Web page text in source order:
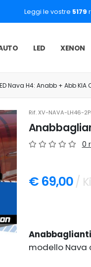
Leggi le vostre 5179
LED XENON
Nava H4: Anabb + Abb KIA
Rif.XV-NAVA-LH46-
0
€ 69,00 /
Anabbaglianti
modello